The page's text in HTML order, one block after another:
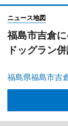
ニュース地図
福島市吉倉
ドッグラン
福島県福島市吉